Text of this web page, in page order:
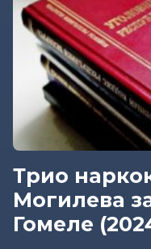
Трио
Могилева
Гомеле